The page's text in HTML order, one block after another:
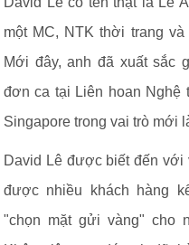
một MC, NTK thời trang
Mới đây, anh đã xuất sắc
đơn ca tại Liên hoan Nghệ
Singapore trong vai trò mới
David Lê được biết đến với
được nhiều khách hàng
"chọn mặt gửi vàng" cho